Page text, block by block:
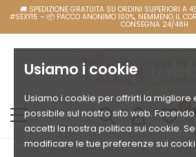
Usiamo i cookie
Usiamo i cookie per offrirti la migliore
possibile sul nostro sito web. Facendo
accetti la nostra politica sui cookie.
modificare le tue preferenze sui
Home pinkrabbitonline Abbigliamento